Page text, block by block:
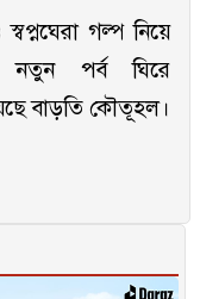
গল্প নিয়ে
নতুন পর্ব ঘিরে
বাড়তি কৌতূহল।